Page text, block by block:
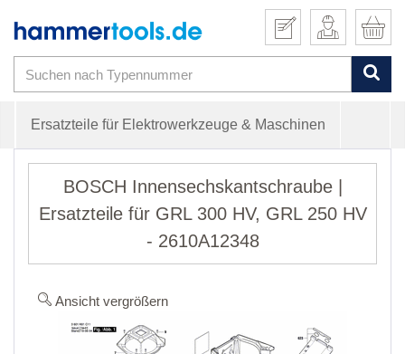
Ersatzteile für Elektrowerkzeuge & Maschinen
BOSCH Innensechskantschraube |
Ersatzteile für GRL 300 HV, GRL 250 HV
- 2610A12348
Ansicht vergrößern